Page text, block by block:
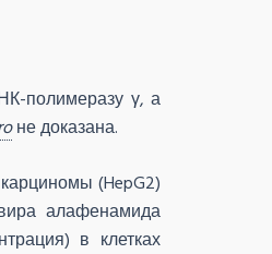
полимеразу γ, а
не доказана.
(HepG2)
алафенамида
в клетках